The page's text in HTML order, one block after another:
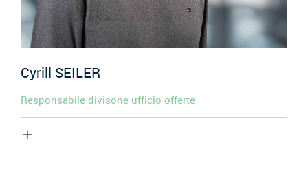
Cyrill SEILER
Responsabile divisone ufficio offerte